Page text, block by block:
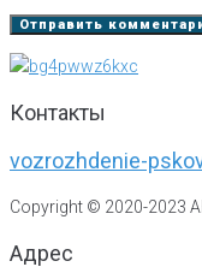
Контакты
vozrozhdenie-
Copyright © 2020-2023
Адрес